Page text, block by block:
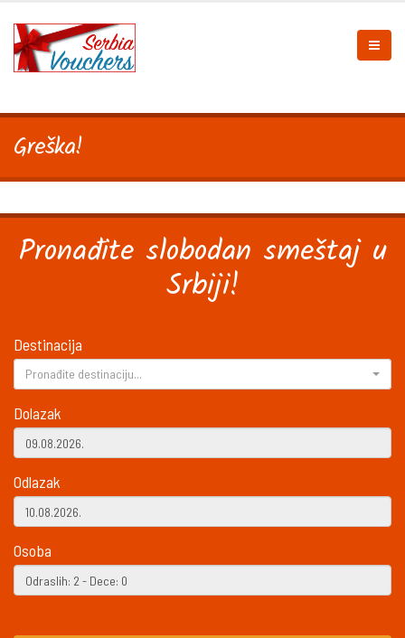
Greška!
Pronađite slobodan smeštaj u
Srbiji!
Destinacija
Pronađite destinaciju...
Dolazak
Odlazak
Osoba